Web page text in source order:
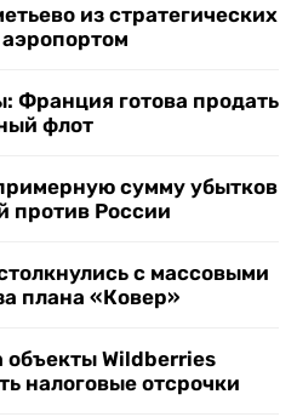
из стратегических
аэропортом
Франция готова продать
флот
сумму убытков
против России
с массовыми
плана «Ковер»
Wildberries
налоговые отсрочки